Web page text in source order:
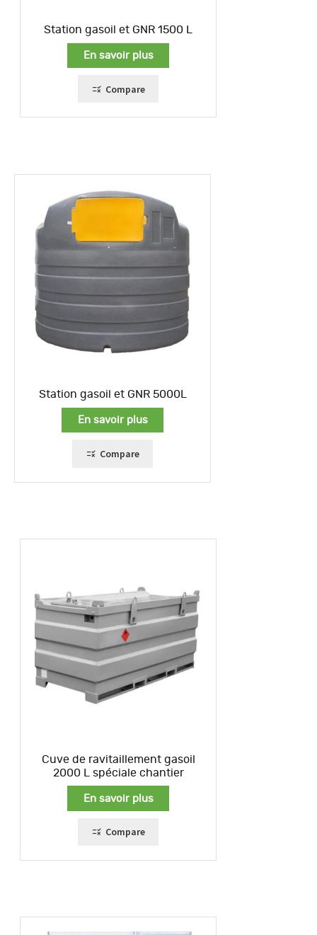
Station gasoil et GNR 1500 L
En savoir plus
Compare
Station gasoil et GNR 5000L
En savoir plus
Compare
Cuve de ravitaillement gasoil
2000 L spéciale chantier
En savoir plus
Compare